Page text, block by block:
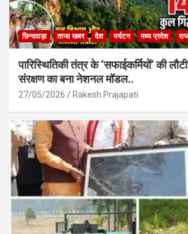
छिन्दवाड़ा ताजा खबर देश पर्यटन मध्य प्रदेश
पारिस्थितिकी तंत्र के ‘सफाईकर्मियों’ की
संरक्षण का बना नेशनल मॉडल..
27/05/2026 Rakesh Prajapati